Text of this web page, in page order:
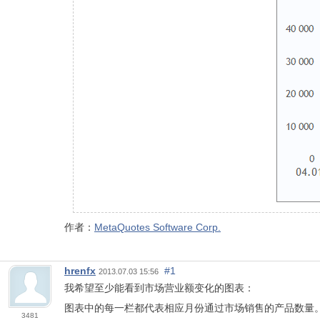
作者： MetaQuotes Software Corp.
3481
hrenfx 2013.07.03 15:56
#1
我希望至少能看到市场营业额变化的图表：
图表中的每一栏都代表相应月份通过市场销售的产品数量